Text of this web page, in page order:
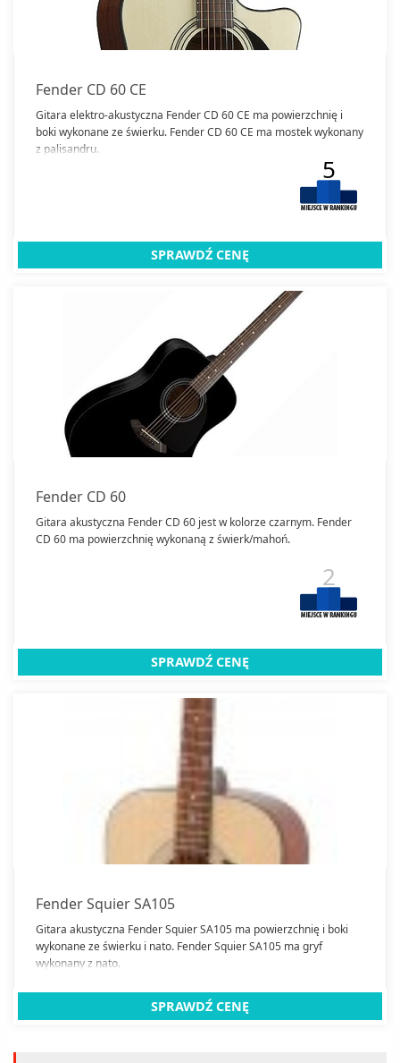
Fender CD 60 CE
Gitara elektro-akustyczna Fender CD 60 CE ma powierzchnię i
boki wykonane ze świerku. Fender CD 60 CE ma mostek wykonany
z palisandru.
5
SPRAWDŹ CENĘ
Fender CD 60
Gitara akustyczna Fender CD 60 jest w kolorze czarnym. Fender
CD 60 ma powierzchnię wykonaną z świerk/mahoń.
2
SPRAWDŹ CENĘ
Fender Squier SA105
Gitara akustyczna Fender Squier SA105 ma powierzchnię i boki
wykonane ze świerku i nato. Fender Squier SA105 ma gryf
wykonany z nato.
SPRAWDŹ CENĘ